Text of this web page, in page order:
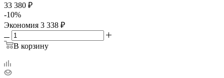
33 380 ₽
-10%
Экономия 3 338 ₽
В корзину